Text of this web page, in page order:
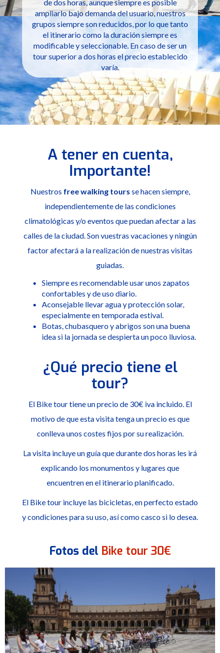
de dos horas, aunque siempre es posible
ampliarlo bajo demanda del usuario, nuestros
grupos siempre son reducidos, por lo que tanto
el itinerario como la duración siempre es
modificable y seleccionable. En caso de ser un
tour superior a dos horas el precio establecido
varía.
A tener en cuenta,
Importante!
Nuestros free walking tours se hacen siempre,
independientemente de las condiciones
climatológicas y/o eventos que puedan afectar a las
calles de la ciudad. Son vuestras vacaciones y ningún
factor afectará a la realización de nuestras visitas
guiadas.
Siempre es recomendable usar unos zapatos
confortables y de uso diario.
Aconsejable llevar agua y protección solar,
especialmente en temporada estival.
Botas, chubasquero y abrigos son una buena
idea si la jornada se despierta un poco lluviosa.
¿Qué precio tiene el
tour?
El Bike tour tiene un precio de 30€ iva incluido. El
motivo de que esta visita tenga un precio es que
conlleva unos costes fijos por su realización.
La visita incluye un guía que durante dos horas les irá
explicando los monumentos y lugares que
encuentren en el itinerario planificado.
El Bike tour incluye las bicicletas, en perfecto estado
y condiciones para su uso, así como casco si lo desea.
Fotos del Bike tour 30€